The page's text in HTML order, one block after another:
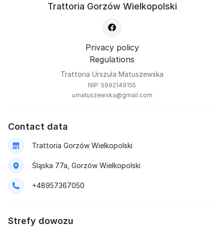
Trattoria Gorzów Wielkopolski
Privacy policy
Regulations
Trattoria Urszula Matuszewska
NIP: 5992149155
umatuszewska@gmail.com
Contact data
Trattoria Gorzów Wielkopolski
Śląska 77a, Gorzów Wielkopolski
+48957367050
Strefy dowozu